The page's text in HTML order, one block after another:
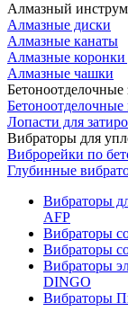
Алмазный
Алмазные диски
Алмазные канаты
Алмазные коронки
Алмазные чашки
Лопасти для
Вибраторы для
Виброрейки по
Глубинные
Вибраторы
AFP
Вибраторы
Вибраторы
Вибраторы
DINGO
Вибраторы